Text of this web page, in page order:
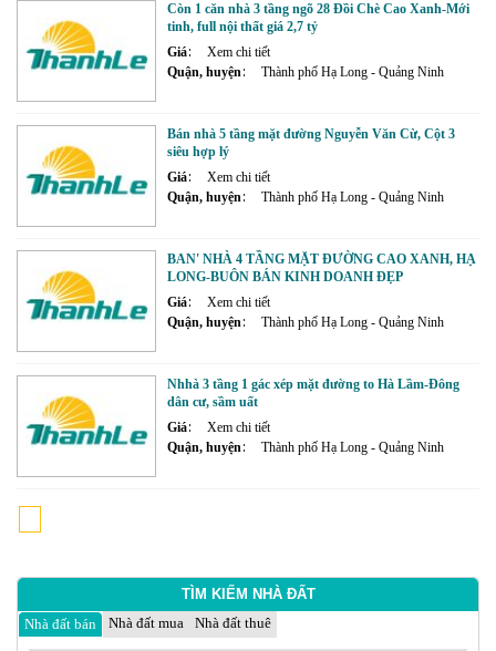
TÌM KIẾM NHÀ ĐẤT
Nhà đất bán
Nhà đất mua Nhà đất thuê
Còn 1 căn nhà 3 tầng ngõ 28 Đồi Chè Cao Xanh-Mới
tinh, full nội thất giá 2,7 tỷ
Giá
Xem chi tiết
Quận, huyện
Thành phố Hạ Long - Quảng Ninh
Bán nhà 5 tầng mặt đường Nguyễn Văn Cừ, Cột 3
siêu hợp lý
Giá
Xem chi tiết
Quận, huyện
Thành phố Hạ Long - Quảng Ninh
BAN' NHÀ 4 TẦNG MẶT ĐƯỜNG CAO XANH, HẠ
LONG-BUÔN BÁN KINH DOANH ĐẸP
Giá
Xem chi tiết
Quận, huyện
Thành phố Hạ Long - Quảng Ninh
Nhhà 3 tầng 1 gác xép mặt đường to Hà Lầm-Đông
dân cư, sầm uất
Giá
Xem chi tiết
Quận, huyện
Thành phố Hạ Long - Quảng Ninh